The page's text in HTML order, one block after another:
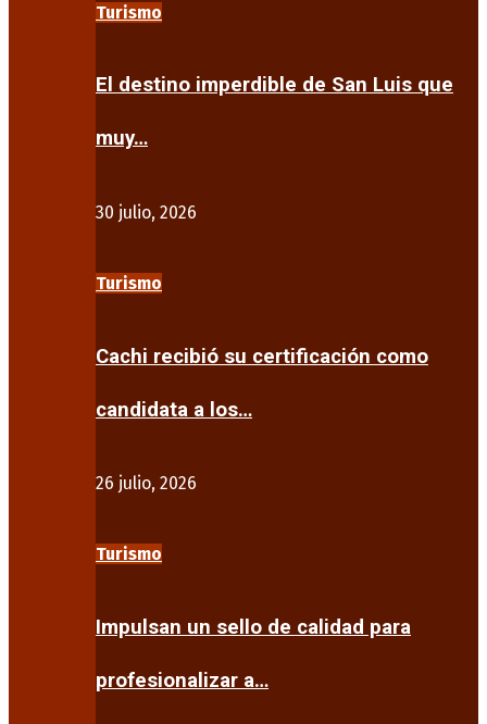
Turismo
El destino imperdible de San Luis que
muy…
30 julio, 2026
Turismo
Cachi recibió su certificación como
candidata a los…
26 julio, 2026
Turismo
Impulsan un sello de calidad para
profesionalizar a…